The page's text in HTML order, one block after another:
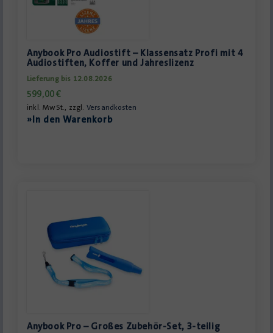
Anybook Pro Audiostift – Klassensatz Profi mit 4
Audiostiften, Koffer und Jahreslizenz
Lieferung bis 12.08.2026
599,00€
inkl. MwSt., zzgl. Versandkosten
»In den Warenkorb
Anybook Pro – Großes Zubehör-Set, 3-teilig